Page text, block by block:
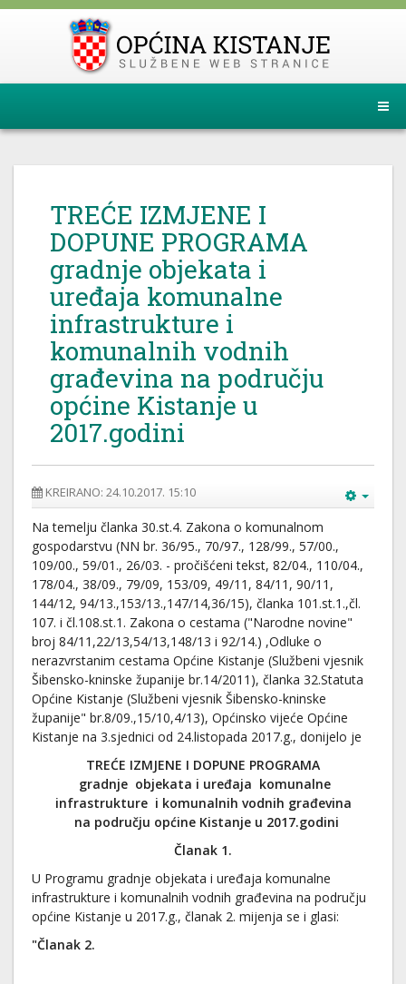
TREĆE IZMJENE I
DOPUNE PROGRAMA
gradnje objekata i
uređaja komunalne
infrastrukture i
komunalnih vodnih
građevina na području
općine Kistanje u
2017.godini
KREIRANO: 24.10.2017. 15:10
Na temelju članka 30.st.4. Zakona o komunalnom
gospodarstvu (NN br. 36/95., 70/97., 128/99., 57/00.,
109/00., 59/01., 26/03. - pročišćeni tekst, 82/04., 110/04.,
178/04., 38/09., 79/09, 153/09, 49/11, 84/11, 90/11,
144/12, 94/13.,153/13.,147/14,36/15), članka 101.st.1.,čl.
107. i čl.108.st.1. Zakona o cestama ("Narodne novine"
broj 84/11,22/13,54/13,148/13 i 92/14.) ,Odluke o
nerazvrstanim cestama Općine Kistanje (Službeni vjesnik
Šibensko-kninske županije br.14/2011), članka 32.Statuta
Općine Kistanje (Službeni vjesnik Šibensko-kninske
županije" br.8/09.,15/10,4/13), Općinsko vijeće Općine
Kistanje na 3.sjednici od 24.listopada 2017.g., donijelo je
TREĆE IZMJENE I DOPUNE PROGRAMA
gradnje objekata i uređaja komunalne
infrastrukture i komunalnih vodnih građevina
na području općine Kistanje u 2017.godini
Članak 1.
U Programu gradnje objekata i uređaja komunalne
infrastrukture i komunalnih vodnih građevina na području
općine Kistanje u 2017.g., članak 2. mijenja se i glasi:
"Članak 2.